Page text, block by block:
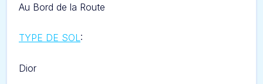
Au Bord de la Route
TYPE DE SOL :
Dior